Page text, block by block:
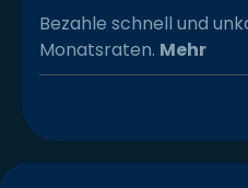
Bezahle schnell und
Monatsraten. Mehr